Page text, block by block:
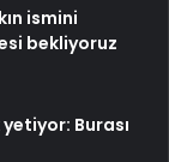
ismini
bekliyoruz
Burası